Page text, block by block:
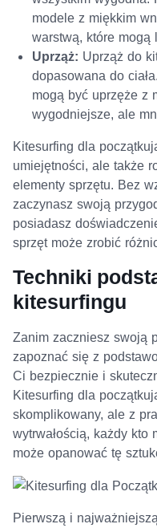
modele z miękkim
warstwą, które mogą
Uprząż: Uprząż do
dopasowana do
mogą być uprzęże z
wygodniejsze, ale
Kitesurfing dla
umiejętności, ale także
elementy sprzętu. Bez
zaczynasz swoją
posiadasz
sprzęt może zrobić
Techniki
kitesurfingu
Zanim zaczniesz swoją
zapoznać się z
Ci bezpiecznie i
Kitesurfing dla
skomplikowany, ale z
wytrwałością, każdy kto
może opanować tę
Pierwszą i